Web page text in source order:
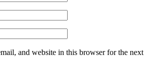
and website in this browser for the next